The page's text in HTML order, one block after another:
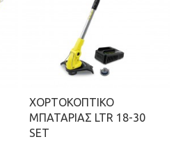
ΧΟΡΤΟΚΟΠΤΙΚΟ
ΜΠΑΤΑΡΙΑΣ LTR 18-30
SET